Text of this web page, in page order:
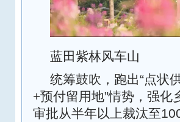
蓝田紫林风车山
统筹鼓吹，跑出“点状
+预付留用地”情势，强
审批从半年以上裁汰至